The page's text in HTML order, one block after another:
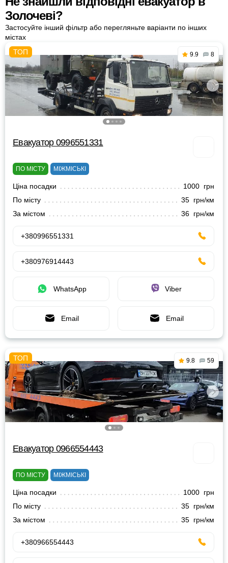
Золочеві?
Застосуйте інший фільтр або перегляньте варіанти по інших
містах
9.9 8
Евакуатор 0996551331
ПО МІСТУ МІЖМІСЬКІ
Ціна посадки
1000 грн
По місту
35 грн/км
За містом
36 грн/км
+380996551331
+380976914443
WhatsApp Viber
Email Email
9.8 59
Евакуатор 0966554443
ПО МІСТУ МІЖМІСЬКІ
Ціна посадки
1000 грн
По місту
35 грн/км
За містом
35 грн/км
+380966554443